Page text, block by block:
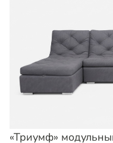
«Триумф»